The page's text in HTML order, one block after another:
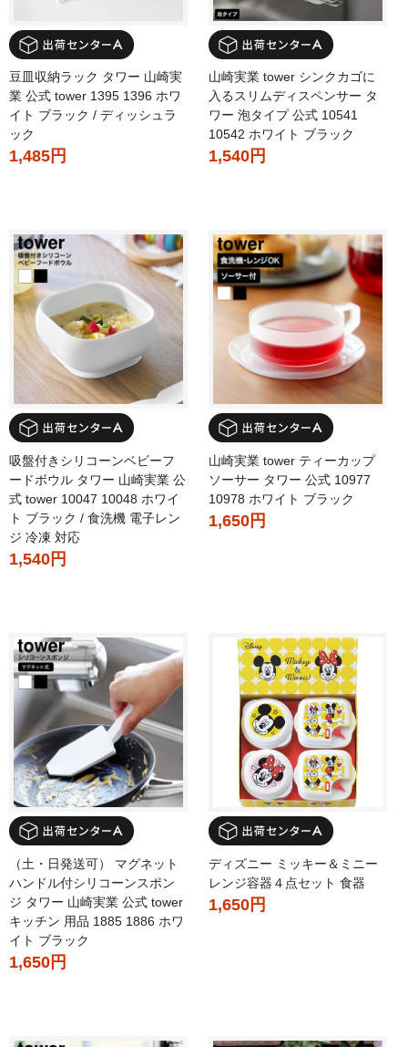
豆皿収納ラック タワー 山崎実
業 公式 tower 1395 1396 ホワ
イト ブラック / ディッシュラ
ック
1,485円
山崎実業 tower シンクカゴに
入るスリムディスペンサー タ
ワー 泡タイプ 公式 10541
10542 ホワイト ブラック
1,540円
吸盤付きシリコーンベビーフ
ードボウル タワー 山崎実業 公
式 tower 10047 10048 ホワイ
ト ブラック / 食洗機 電子レン
ジ 冷凍 対応
1,540円
山崎実業 tower ティーカップ
ソーサー タワー 公式 10977
10978 ホワイト ブラック
1,650円
（土・日発送可） マグネット
ハンドル付シリコーンスポン
ジ タワー 山崎実業 公式 tower
キッチン 用品 1885 1886 ホワ
イト ブラック
1,650円
ディズニー ミッキー＆ミニー
レンジ容器４点セット 食器
1,650円